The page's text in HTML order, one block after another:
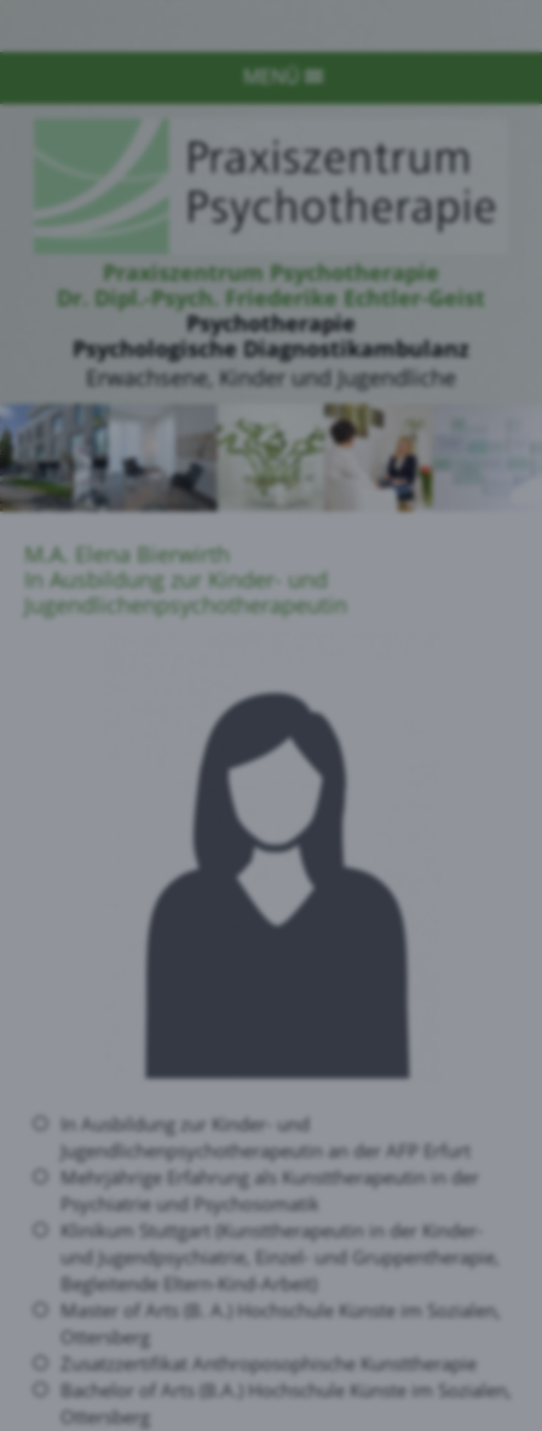
MENÜ
Praxiszentrum Psychotherapie
Dr. Dipl.-Psych. Friederike Echtler-Geist
Psychotherapie
Psychologische Diagnostikambulanz
Erwachsene, Kinder und Jugendliche
M.A. Elena Bierwirth
In Ausbildung zur Kinder- und
Jugendlichenpsychotherapeutin
In Ausbildung zur Kinder- und
Jugendlichenpsychotherapeutin an der AFP Erfurt
Mehrjährige Erfahrung als Kunsttherapeutin in der
Psychiatrie und Psychosomatik
Klinikum Stuttgart (Kunsttherapeutin in der Kinder-
und Jugendpsychiatrie, Einzel- und Gruppentherapie,
Begleitende Eltern-Kind-Arbeit)
Master of Arts (B. A.) Hochschule Künste im Sozialen,
Ottersberg
Zusatzzertifikat Anthroposophische Kunsttherapie
Bachelor of Arts (B.A.) Hochschule Künste im Sozialen,
Ottersberg